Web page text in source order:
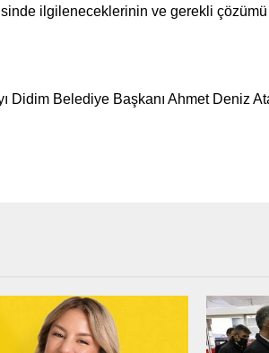
ilgileneceklerinin ve gerekli
Didim Belediye Başkanı Ahmet Deniz